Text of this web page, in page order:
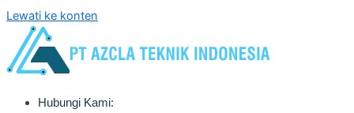
Lewati ke konten
Hubungi Kami: